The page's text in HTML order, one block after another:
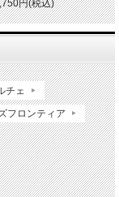
円(税込)
チェ
フロンティア